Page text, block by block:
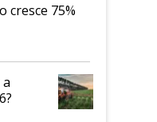
cresce 75%